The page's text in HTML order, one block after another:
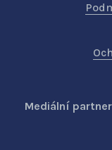
Mediální partner